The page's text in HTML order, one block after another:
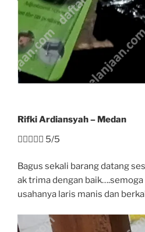
Rifki Ardiansyah – Medan
 5/5
Bagus sekali barang datang
ak trima dengan
usahanya laris manis dan